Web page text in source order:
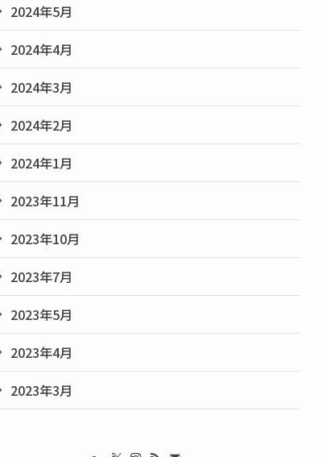
2024年5月
2024年4月
2024年3月
2024年2月
2024年1月
2023年11月
2023年10月
2023年7月
2023年5月
2023年4月
2023年3月